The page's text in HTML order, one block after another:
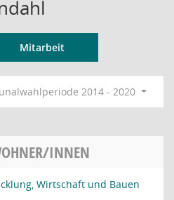
Mitarbeit
2014 - 2020
INNEN
Wirtschaft und Bauen